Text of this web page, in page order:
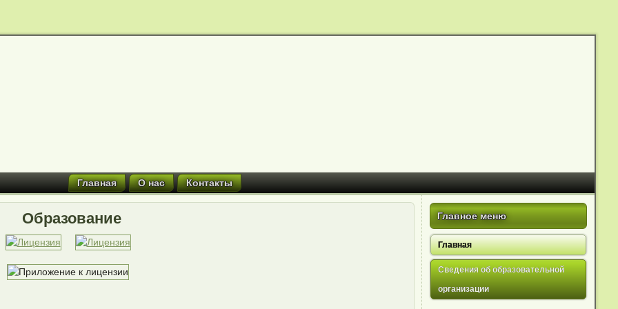
Главная О нас Контакты
Образование Главное меню
Главная
Сведения об образовательной
организации